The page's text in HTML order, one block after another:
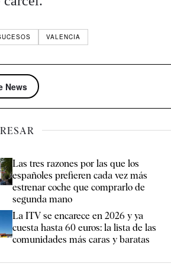
VALENCIA
News
Las tres razones por las que los
españoles prefieren cada vez más
estrenar coche que comprarlo de
segunda mano
La ITV se encarece en 2026 y ya
cuesta hasta 60 euros: la lista de las
comunidades más caras y baratas